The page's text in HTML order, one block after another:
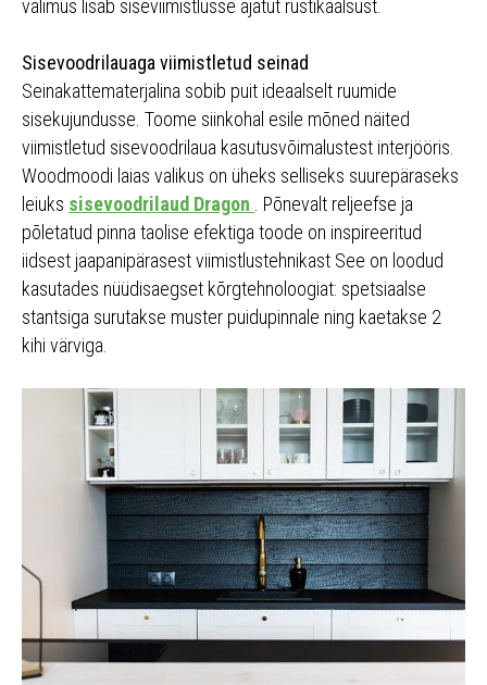
välimus lisab siseviimistlusse ajatut rustikaalsust.
Sisevoodrilauaga viimistletud seinad
Seinakattematerjalina sobib puit ideaalselt ruumide
sisekujundusse. Toome siinkohal esile mõned näited
viimistletud sisevoodrilaua kasutusvõimalustest interjööris.
Woodmoodi laias valikus on üheks selliseks suurepäraseks
leiuks sisevoodrilaud Dragon
. Põnevalt reljeefse ja
põletatud pinna taolise efektiga toode on inspireeritud
iidsest jaapanipärasest viimistlustehnikast See on loodud
kasutades nüüdisaegset kõrgtehnoloogiat: spetsiaalse
stantsiga surutakse muster puidupinnale ning kaetakse 2
kihi värviga.